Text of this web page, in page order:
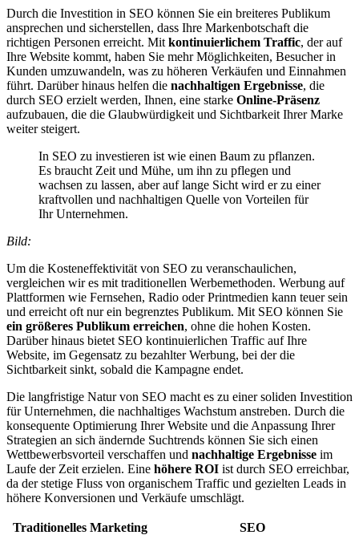
Durch die Investition in SEO können Sie ein breiteres Publikum
ansprechen und sicherstellen, dass Ihre Markenbotschaft die
richtigen Personen erreicht. Mit kontinuierlichem Traffic, der auf
Ihre Website kommt, haben Sie mehr Möglichkeiten, Besucher in
Kunden umzuwandeln, was zu höheren Verkäufen und Einnahmen
führt. Darüber hinaus helfen die nachhaltigen Ergebnisse, die
durch SEO erzielt werden, Ihnen, eine starke Online-Präsenz
aufzubauen, die die Glaubwürdigkeit und Sichtbarkeit Ihrer Marke
weiter steigert.
In SEO zu investieren ist wie einen Baum zu pflanzen.
Es braucht Zeit und Mühe, um ihn zu pflegen und
wachsen zu lassen, aber auf lange Sicht wird er zu einer
kraftvollen und nachhaltigen Quelle von Vorteilen für
Ihr Unternehmen.
Bild:
Um die Kosteneffektivität von SEO zu veranschaulichen,
vergleichen wir es mit traditionellen Werbemethoden. Werbung auf
Plattformen wie Fernsehen, Radio oder Printmedien kann teuer sein
und erreicht oft nur ein begrenztes Publikum. Mit SEO können Sie
ein größeres Publikum erreichen, ohne die hohen Kosten.
Darüber hinaus bietet SEO kontinuierlichen Traffic auf Ihre
Website, im Gegensatz zu bezahlter Werbung, bei der die
Sichtbarkeit sinkt, sobald die Kampagne endet.
Die langfristige Natur von SEO macht es zu einer soliden Investition
für Unternehmen, die nachhaltiges Wachstum anstreben. Durch die
konsequente Optimierung Ihrer Website und die Anpassung Ihrer
Strategien an sich ändernde Suchtrends können Sie sich einen
Wettbewerbsvorteil verschaffen und nachhaltige Ergebnisse im
Laufe der Zeit erzielen. Eine höhere ROI ist durch SEO erreichbar,
da der stetige Fluss von organischem Traffic und gezielten Leads in
höhere Konversionen und Verkäufe umschlägt.
Traditionelles Marketing
SEO